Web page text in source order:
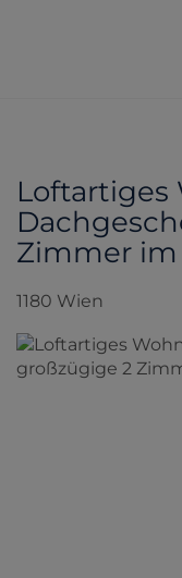
Loftartiges
Zimmer im
1180 Wien